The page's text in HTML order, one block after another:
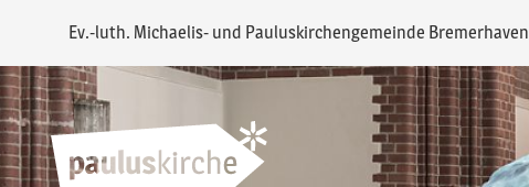
Ev.-luth. Michaelis- und Pauluskirchengemeinde Bremerhaven